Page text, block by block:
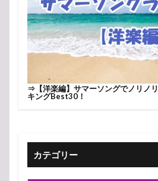
⇒ 【洋楽編】サマーソングでノリノ
キングBest30！
カテゴリー